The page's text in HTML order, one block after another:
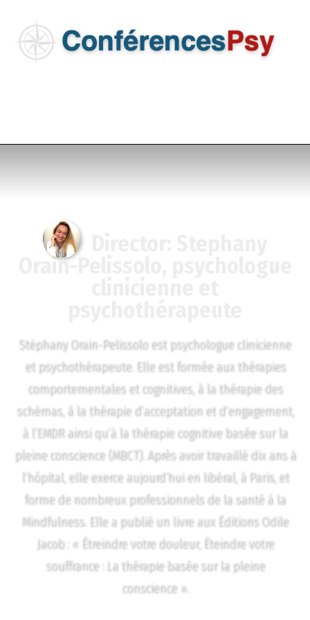
Orain-Pelissolo, psychologue
Stéphany Orain-Pelissolo est psychologue clinicienne
et psychothérapeute. Elle est formée aux thérapies
comportementales et cognitives, à la thérapie des
schémas, à la thérapie d’acceptation et d’engagement,
à l’EMDR ainsi qu’à la thérapie cognitive basée sur la
pleine conscience (MBCT). Après avoir travaillé dix ans à
l’hôpital, elle exerce aujourd’hui en libéral, à Paris, et
forme de nombreux professionnels de la santé à la
Mindfulness. Elle a publié un livre aux Éditions Odile
Jacob : « Étreindre votre douleur, Éteindre votre
souffrance : La thérapie basée sur la pleine
conscience ».